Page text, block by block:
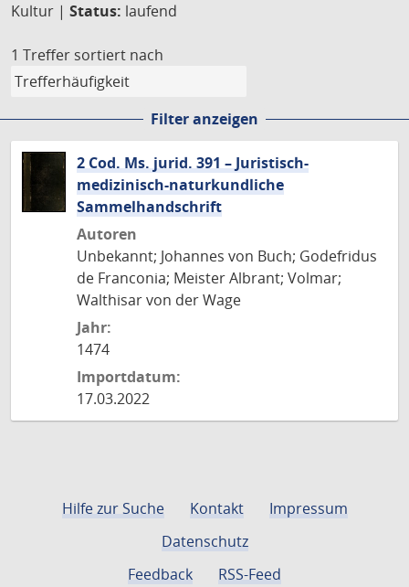
Kultur | Status: laufend
1 Treffer sortiert nach
Filter anzeigen
2 Cod. Ms. jurid. 391 – Juristisch-
medizinisch-naturkundliche
Sammelhandschrift
Autoren
Unbekannt; Johannes von Buch; Godefridus
de Franconia; Meister Albrant; Volmar;
Walthisar von der Wage
Jahr:
1474
Importdatum:
17.03.2022
Hilfe zur Suche Kontakt
Impressum
Datenschutz
Feedback
RSS-Feed